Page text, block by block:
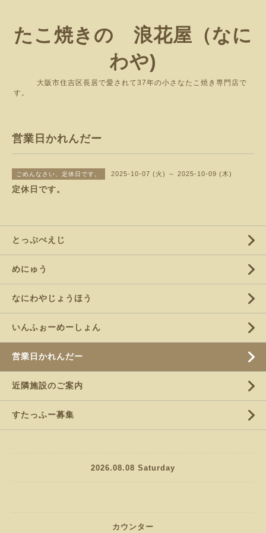
たこ焼きの 浪花屋（なに
わや)
大阪市住吉区長居で愛されて37年の小さなたこ焼き専門店で
す。
営業日かれんだー
ごめんなさい、定休日です。 2025-10-07 (火) ～ 2025-10-09 (木)
定休日です。
とっぷぺえじ
めにゅう
なにわやじょうほう
いんふぉーめーしょん
営業日かれんだー
近隣施設のご案内
すたっふー募集
2026.08.08 Saturday
カウンター